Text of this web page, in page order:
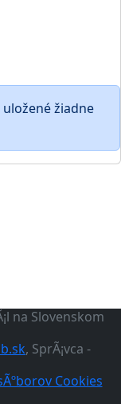
žiadne
na Slovenskom
, SprÃ¡vca -
Cookies